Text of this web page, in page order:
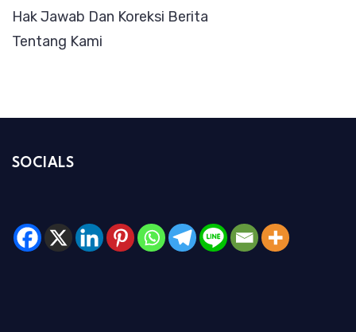
Hak Jawab Dan Koreksi Berita
Tentang Kami
SOCIALS